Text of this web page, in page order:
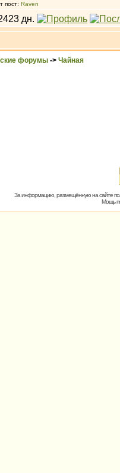
пост: Raven
форумы -> Чайная
За информацию, размещённую на сайте
Мощь